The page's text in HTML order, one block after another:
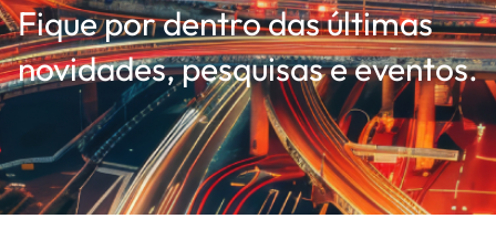
Fique por dentro das últimas
novidades, pesquisas e eventos.